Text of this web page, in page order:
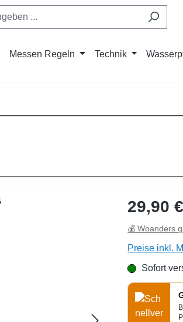
Messen Regeln Technik
Regulärer
29,90 €
💰 Woanders
Preise inkl.
Sofort